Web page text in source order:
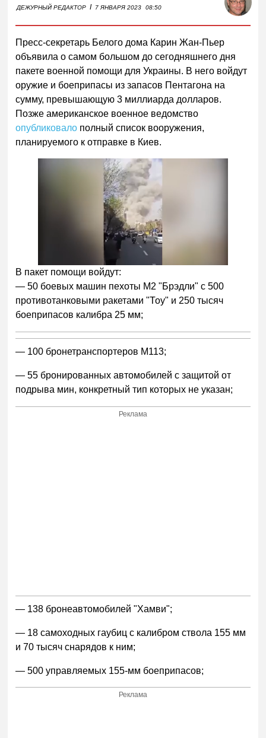
ДЕЖУРНЫЙ РЕДАКТОР I 7 ЯНВАРЯ 2023 08:50
Пресс-секретарь Белого дома Карин Жан-Пьер
объявила о самом большом до сегодняшнего дня
пакете военной помощи для Украины. В него войдут
оружие и боеприпасы из запасов Пентагона на
сумму, превышающую 3 миллиарда долларов.
Позже американское военное ведомство
опубликовало полный список вооружения,
планируемого к отправке в Киев.
В пакет помощи войдут:
— 50 боевых машин пехоты M2 "Брэдли" с 500
противотанковыми ракетами "Тоу" и 250 тысяч
боеприпасов калибра 25 мм;
— 100 бронетранспортеров M113;
— 55 бронированных автомобилей с защитой от
подрыва мин, конкретный тип которых не указан;
Реклама
— 138 бронеавтомобилей "Хамви";
— 18 самоходных гаубиц с калибром ствола 155 мм
и 70 тысяч снарядов к ним;
— 500 управляемых 155-мм боеприпасов;
Реклама